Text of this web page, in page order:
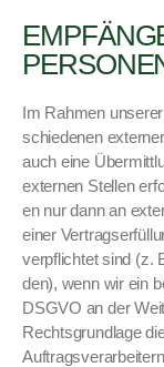
Im Rah­men
schiede­nen
auch eine
exter­nen Stellen
en nur dann an
ein­er
verpflichtet sind (z.
den), wenn wir ein
DSGVO an der
Rechts­grund­lage